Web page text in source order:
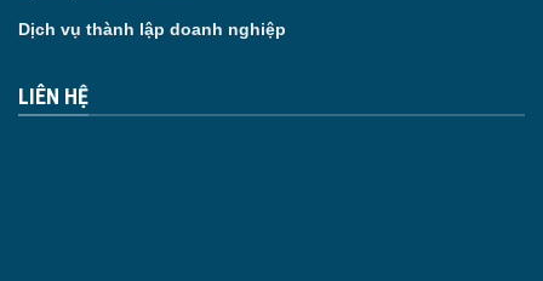
Dịch vụ thành lập doanh nghiệp
LIÊN HỆ